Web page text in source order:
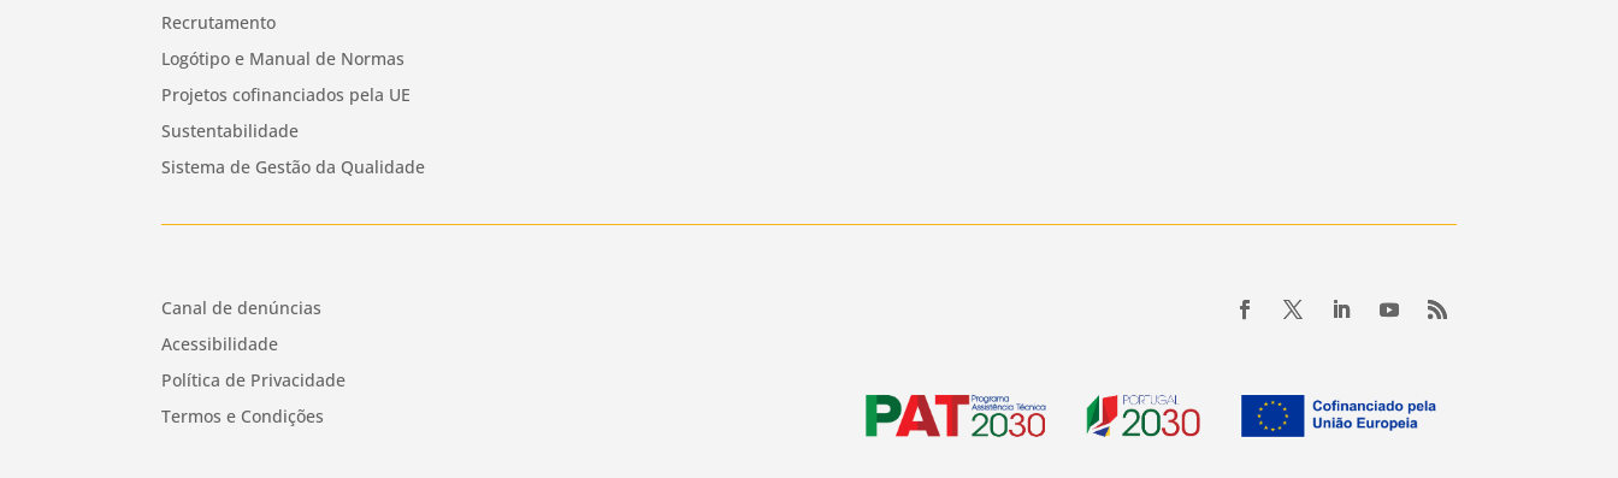
Recrutamento
Logótipo e Manual de Normas
Projetos cofinanciados pela UE
Sustentabilidade
Sistema de Gestão da Qualidade
Canal de denúncias
Acessibilidade
Política de Privacidade
Termos e Condições